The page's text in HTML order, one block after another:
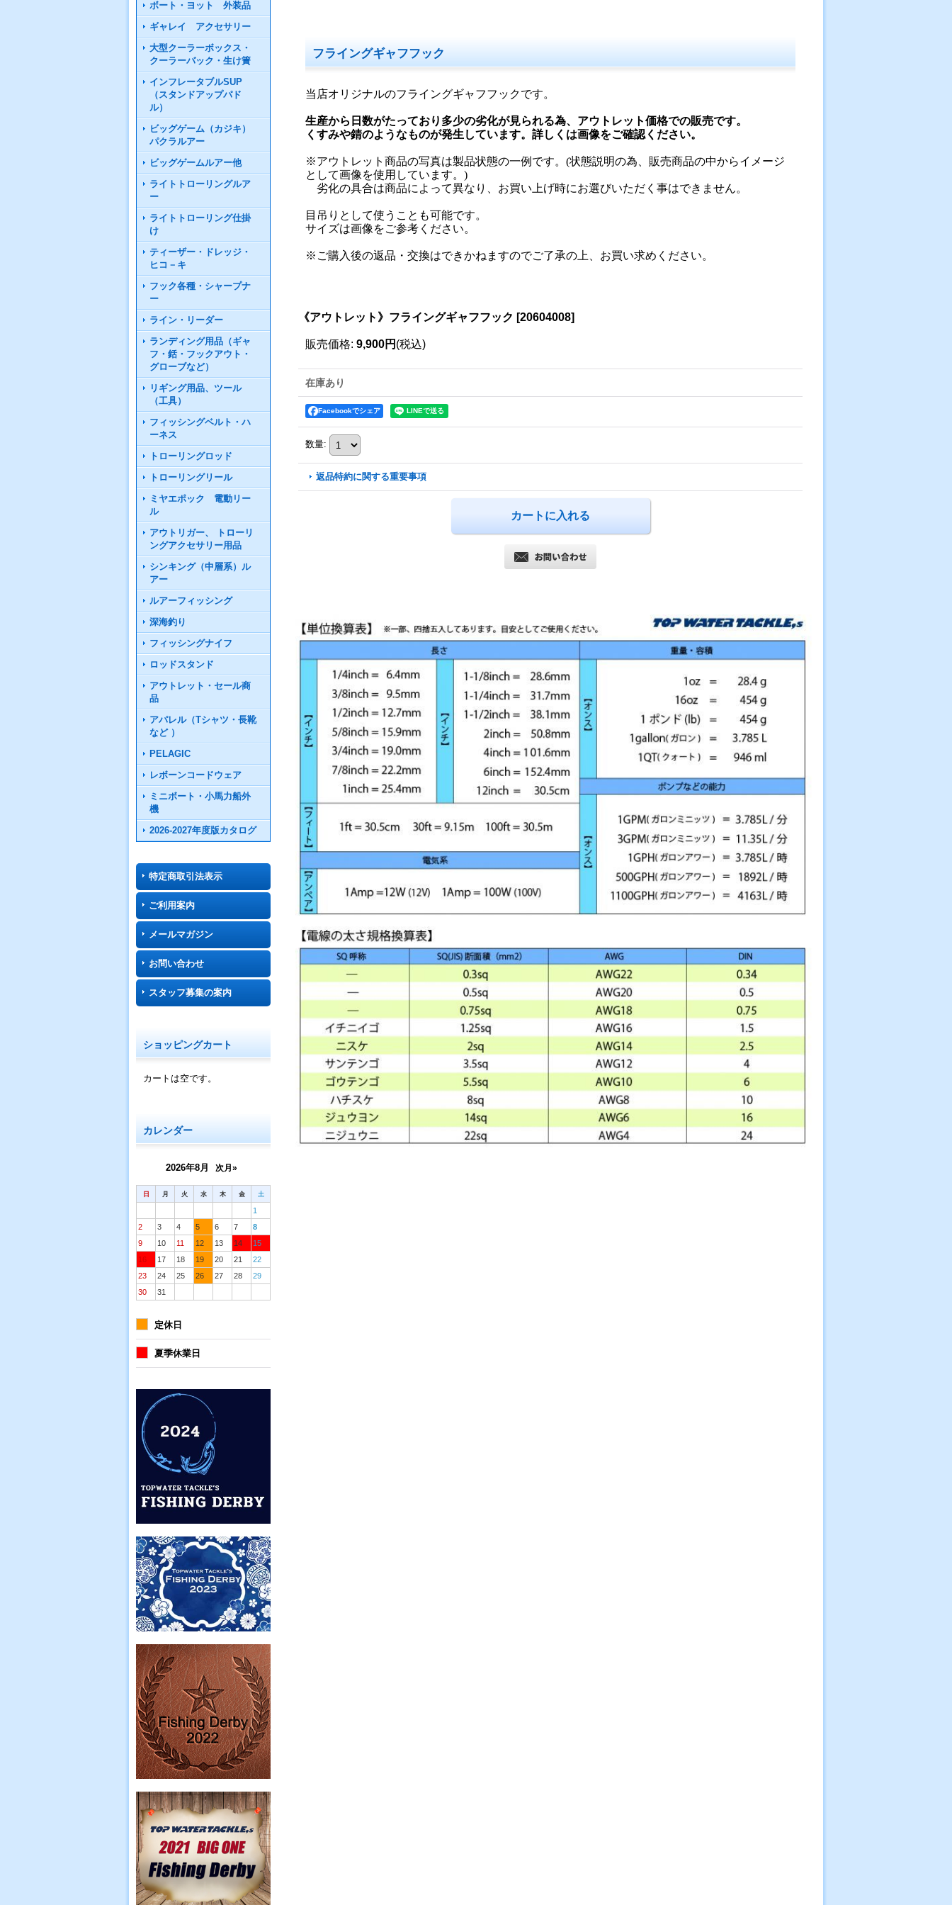
ボート・ヨット 外装品
ギャレイ アクセサリー
大型クーラーボックス・
クーラーバック・生け簀
インフレータブルSUP
（スタンドアップパド
ル）
ビッグゲーム（カジキ）
パクラルアー
ビッグゲームルアー他
ライトトローリングルア
ー
ライトトローリング仕掛
け
ティーザー・ドレッジ・
ヒコ－キ
フック各種・シャープナ
ー
ライン・リーダー
ランディング用品（ギャ
フ・銛・フックアウト・
グローブなど）
リギング用品、ツール
（工具）
フィッシングベルト・ハ
ーネス
トローリングロッド
トローリングリール
ミヤエポック 電動リー
ル
アウトリガー、 トローリ
ングアクセサリー用品
シンキング（中層系）ル
アー
ルアーフィッシング
深海釣り
フィッシングナイフ
ロッドスタンド
アウトレット・セール商
品
アパレル（Tシャツ・長靴
など ）
PELAGIC
レボーンコードウェア
ミニボート・小馬力船外
機
2026-2027年度版カタログ
特定商取引法表示
ご利用案内
メールマガジン
お問い合わせ
スタッフ募集の案内
ショッピングカート
カートは空です。
カレンダー
2026年8月 次月»
日 月 火 水 木 金 土
1
2
3 4 5 6 7
8
9
10 11 12 13 14
15
16
17 18 19 20 21
22
23
24 25 26 27 28
29
30
31
定休日
夏季休業日
フライングギャフフック
当店オリジナルのフライングギャフフックです。
生産から日数がたっており多少の劣化が見られる為、アウトレット価格での販売です。
くすみや錆のようなものが発生しています。詳しくは画像をご確認ください。
※アウトレット商品の写真は製品状態の一例です。(状態説明の為、販売商品の中からイメージ
として画像を使用しています。)
劣化の具合は商品によって異なり、お買い上げ時にお選びいただく事はできません。
目吊りとして使うことも可能です。
サイズは画像をご参考ください。
※ご購入後の返品・交換はできかねますのでご了承の上、お買い求めください。
《アウトレット》フライングギャフフック [20604008]
販売価格: 9,900円 (税込)
在庫あり
Facebookでシェア
数量:
返品特約に関する重要事項